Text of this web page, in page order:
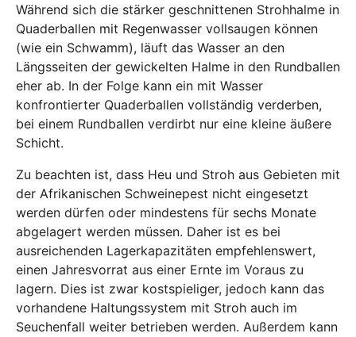
Während sich die stärker geschnittenen Strohhalme in
Quaderballen mit Regenwasser vollsaugen können
(wie ein Schwamm), läuft das Wasser an den
Längsseiten der gewickelten Halme in den Rundballen
eher ab. In der Folge kann ein mit Wasser
konfrontierter Quaderballen vollständig verderben,
bei einem Rundballen verdirbt nur eine kleine äußere
Schicht.
Zu beachten ist, dass Heu und Stroh aus Gebieten mit
der Afrikanischen Schweinepest nicht eingesetzt
werden dürfen oder mindestens für sechs Monate
abgelagert werden müssen. Daher ist es bei
ausreichenden Lagerkapazitäten empfehlenswert,
einen Jahresvorrat aus einer Ernte im Voraus zu
lagern. Dies ist zwar kostspieliger, jedoch kann das
vorhandene Haltungssystem mit Stroh auch im
Seuchenfall weiter betrieben werden. Außerdem kann